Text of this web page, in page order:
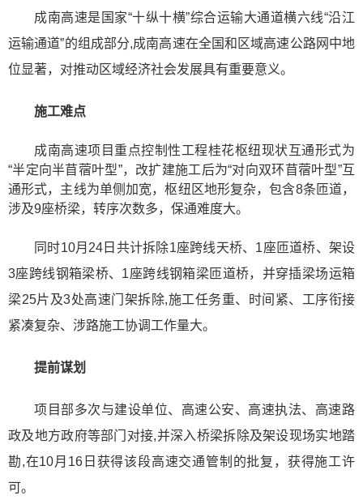
成南高速是国家“十纵十横”综合运输大通道横六线“沿江
运输通道”的组成部分,成南高速在全国和区域高速公路网中地
位显著，对推动区域经济社会发展具有重要意义。
施工难点
成南高速项目 重点控制性工程桂花枢纽现状互通形式为
“半定向半苜蓿叶型”，改扩建施工后为“对向双环苜蓿叶型”互
通形式，主线为单侧加宽，枢纽区地形复杂，包含8条匝道，
涉及9座桥梁，转序次数多，保通难度大。
同时10月24日共计拆除1座跨线天桥、1座匝道桥、架设
3座跨线钢箱梁桥、1座跨线钢箱梁匝道桥，并穿插梁场运箱
梁25片及3处高速门架拆除,施工任务重、时间紧、工序衔接
紧凑复杂、涉路施工协调工作量大。
提前谋划
项目部多次与建设单位、高速公安、高速执法、高速路
政及地方政府等部门对接,并深入桥梁拆除及架设现场实地踏
勘,在10月16日获得该段高速交通管制的批复，获得施工许
可。